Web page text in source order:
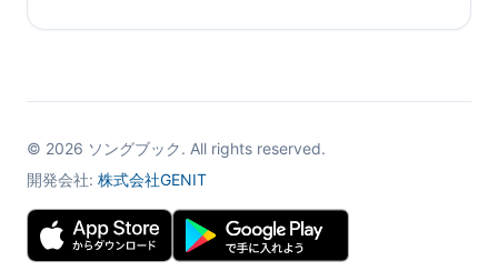
© 2026 ソングブック. All rights reserved.
開発会社: 株式会社GENIT